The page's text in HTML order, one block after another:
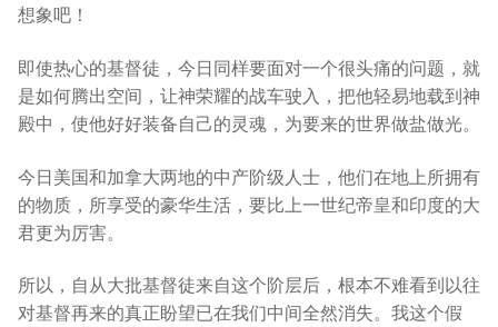
想象吧！
即使热心的基督徒，今日同样要面对一个很头痛的问题，就
是如何腾出空间，让神荣耀的战车驶入，把他轻易地载到神
殿中，使他好好装备自己的灵魂，为要来的世界做盐做光。
今日美国和加拿大两地的中产阶级人士，他们在地上所拥有
的物质，所享受的豪华生活，要比上一世纪帝皇和印度的大
君更为厉害。
所以，自从大批基督徒来自这个阶层后，根本不难看到以往
对基督再来的真正盼望已在我们中间全然消失。我这个假